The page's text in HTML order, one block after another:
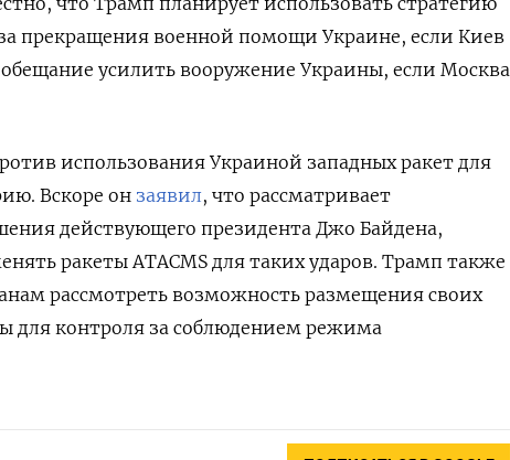
прекращения военной помощи Украине, если Киев
усилить вооружение Украины, если Москва
использования Украиной западных ракет для
Вскоре он заявил, что рассматривает
действующего президента Джо Байдена,
ракеты ATACMS для таких ударов. Трамп также
рассмотреть возможность размещения своих
для контроля за соблюдением режима